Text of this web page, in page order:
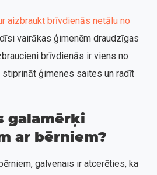
aizbraukt brīvdienās netālu no
vairākas ģimenēm draudzīgas
brīvdienās ir viens no
ģimenes saites un radīt
galamērķi
ar bērniem?
galvenais ir atcerēties, ka